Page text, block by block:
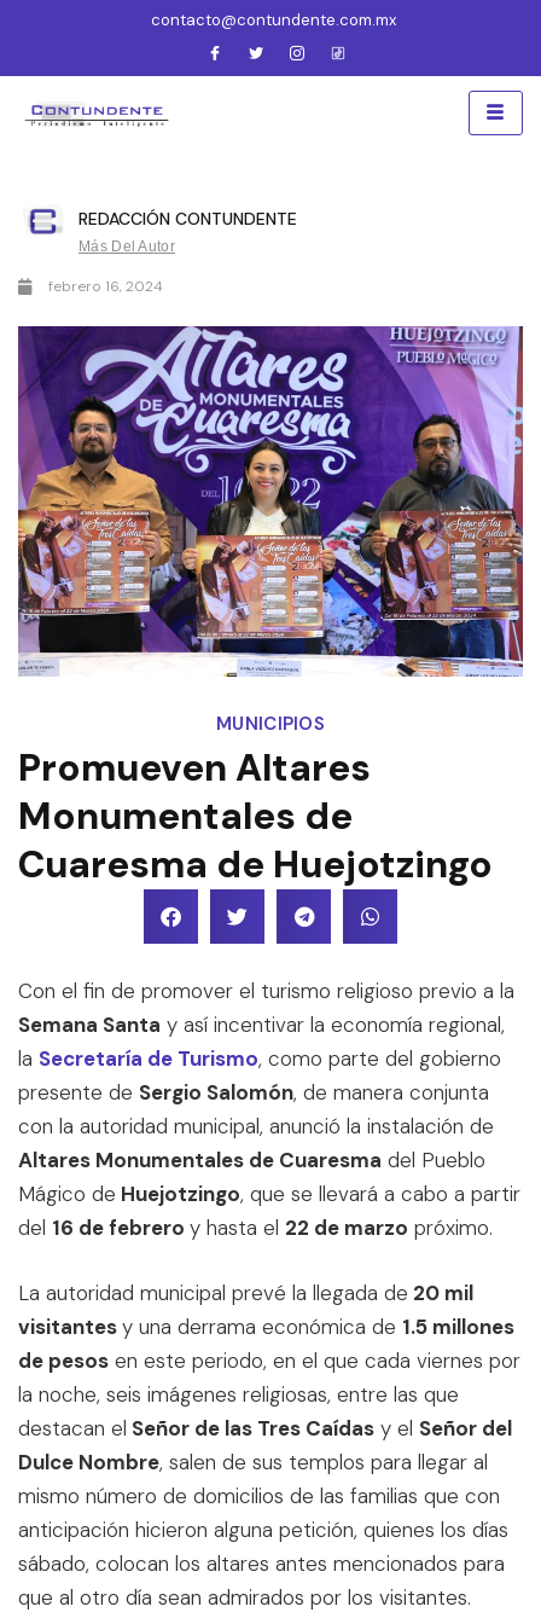
contacto@contundente.com.mx
REDACCIÓN CONTUNDENTE
Más Del Autor
febrero 16, 2024
MUNICIPIOS
Promueven Altares
Monumentales de
Cuaresma de Huejotzingo
Con el fin de promover el turismo religioso previo a la
Semana Santa y así incentivar la economía regional,
la Secretaría de Turismo, como parte del gobierno
presente de Sergio Salomón, de manera conjunta
con la autoridad municipal, anunció la instalación de
Altares Monumentales de Cuaresma del Pueblo
Mágico de Huejotzingo, que se llevará a cabo a partir
del 16 de febrero y hasta el 22 de marzo próximo.
La autoridad municipal prevé la llegada de 20 mil
visitantesy una derrama económica de 1.5 millones
de pesos en este periodo, en el que cada viernes por
la noche, seis imágenes religiosas, entre las que
destacan el Señor de las Tres Caídas y el Señor del
Dulce Nombre, salen de sus templos para llegar al
mismo número de domicilios de las familias que con
anticipación hicieron alguna petición, quienes los días
sábado, colocan los altares antes mencionados para
que al otro día sean admirados por los visitantes.